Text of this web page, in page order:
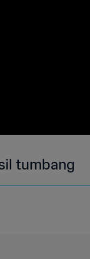
tumbang